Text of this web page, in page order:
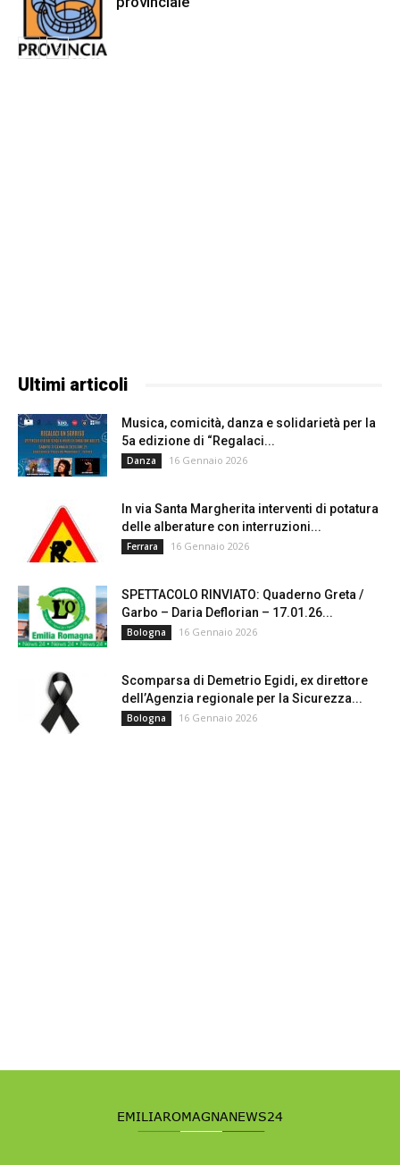
Ultimi articoli
Musica, comicità, danza e solidarietà per la
5a edizione di “Regalaci...
Danza 16 Gennaio 2026
In via Santa Margherita interventi di potatura
delle alberature con interruzioni...
Ferrara 16 Gennaio 2026
SPETTACOLO RINVIATO: Quaderno Greta /
Garbo – Daria Deflorian – 17.01.26...
Bologna 16 Gennaio 2026
Scomparsa di Demetrio Egidi, ex direttore
dell’Agenzia regionale per la Sicurezza...
Bologna 16 Gennaio 2026